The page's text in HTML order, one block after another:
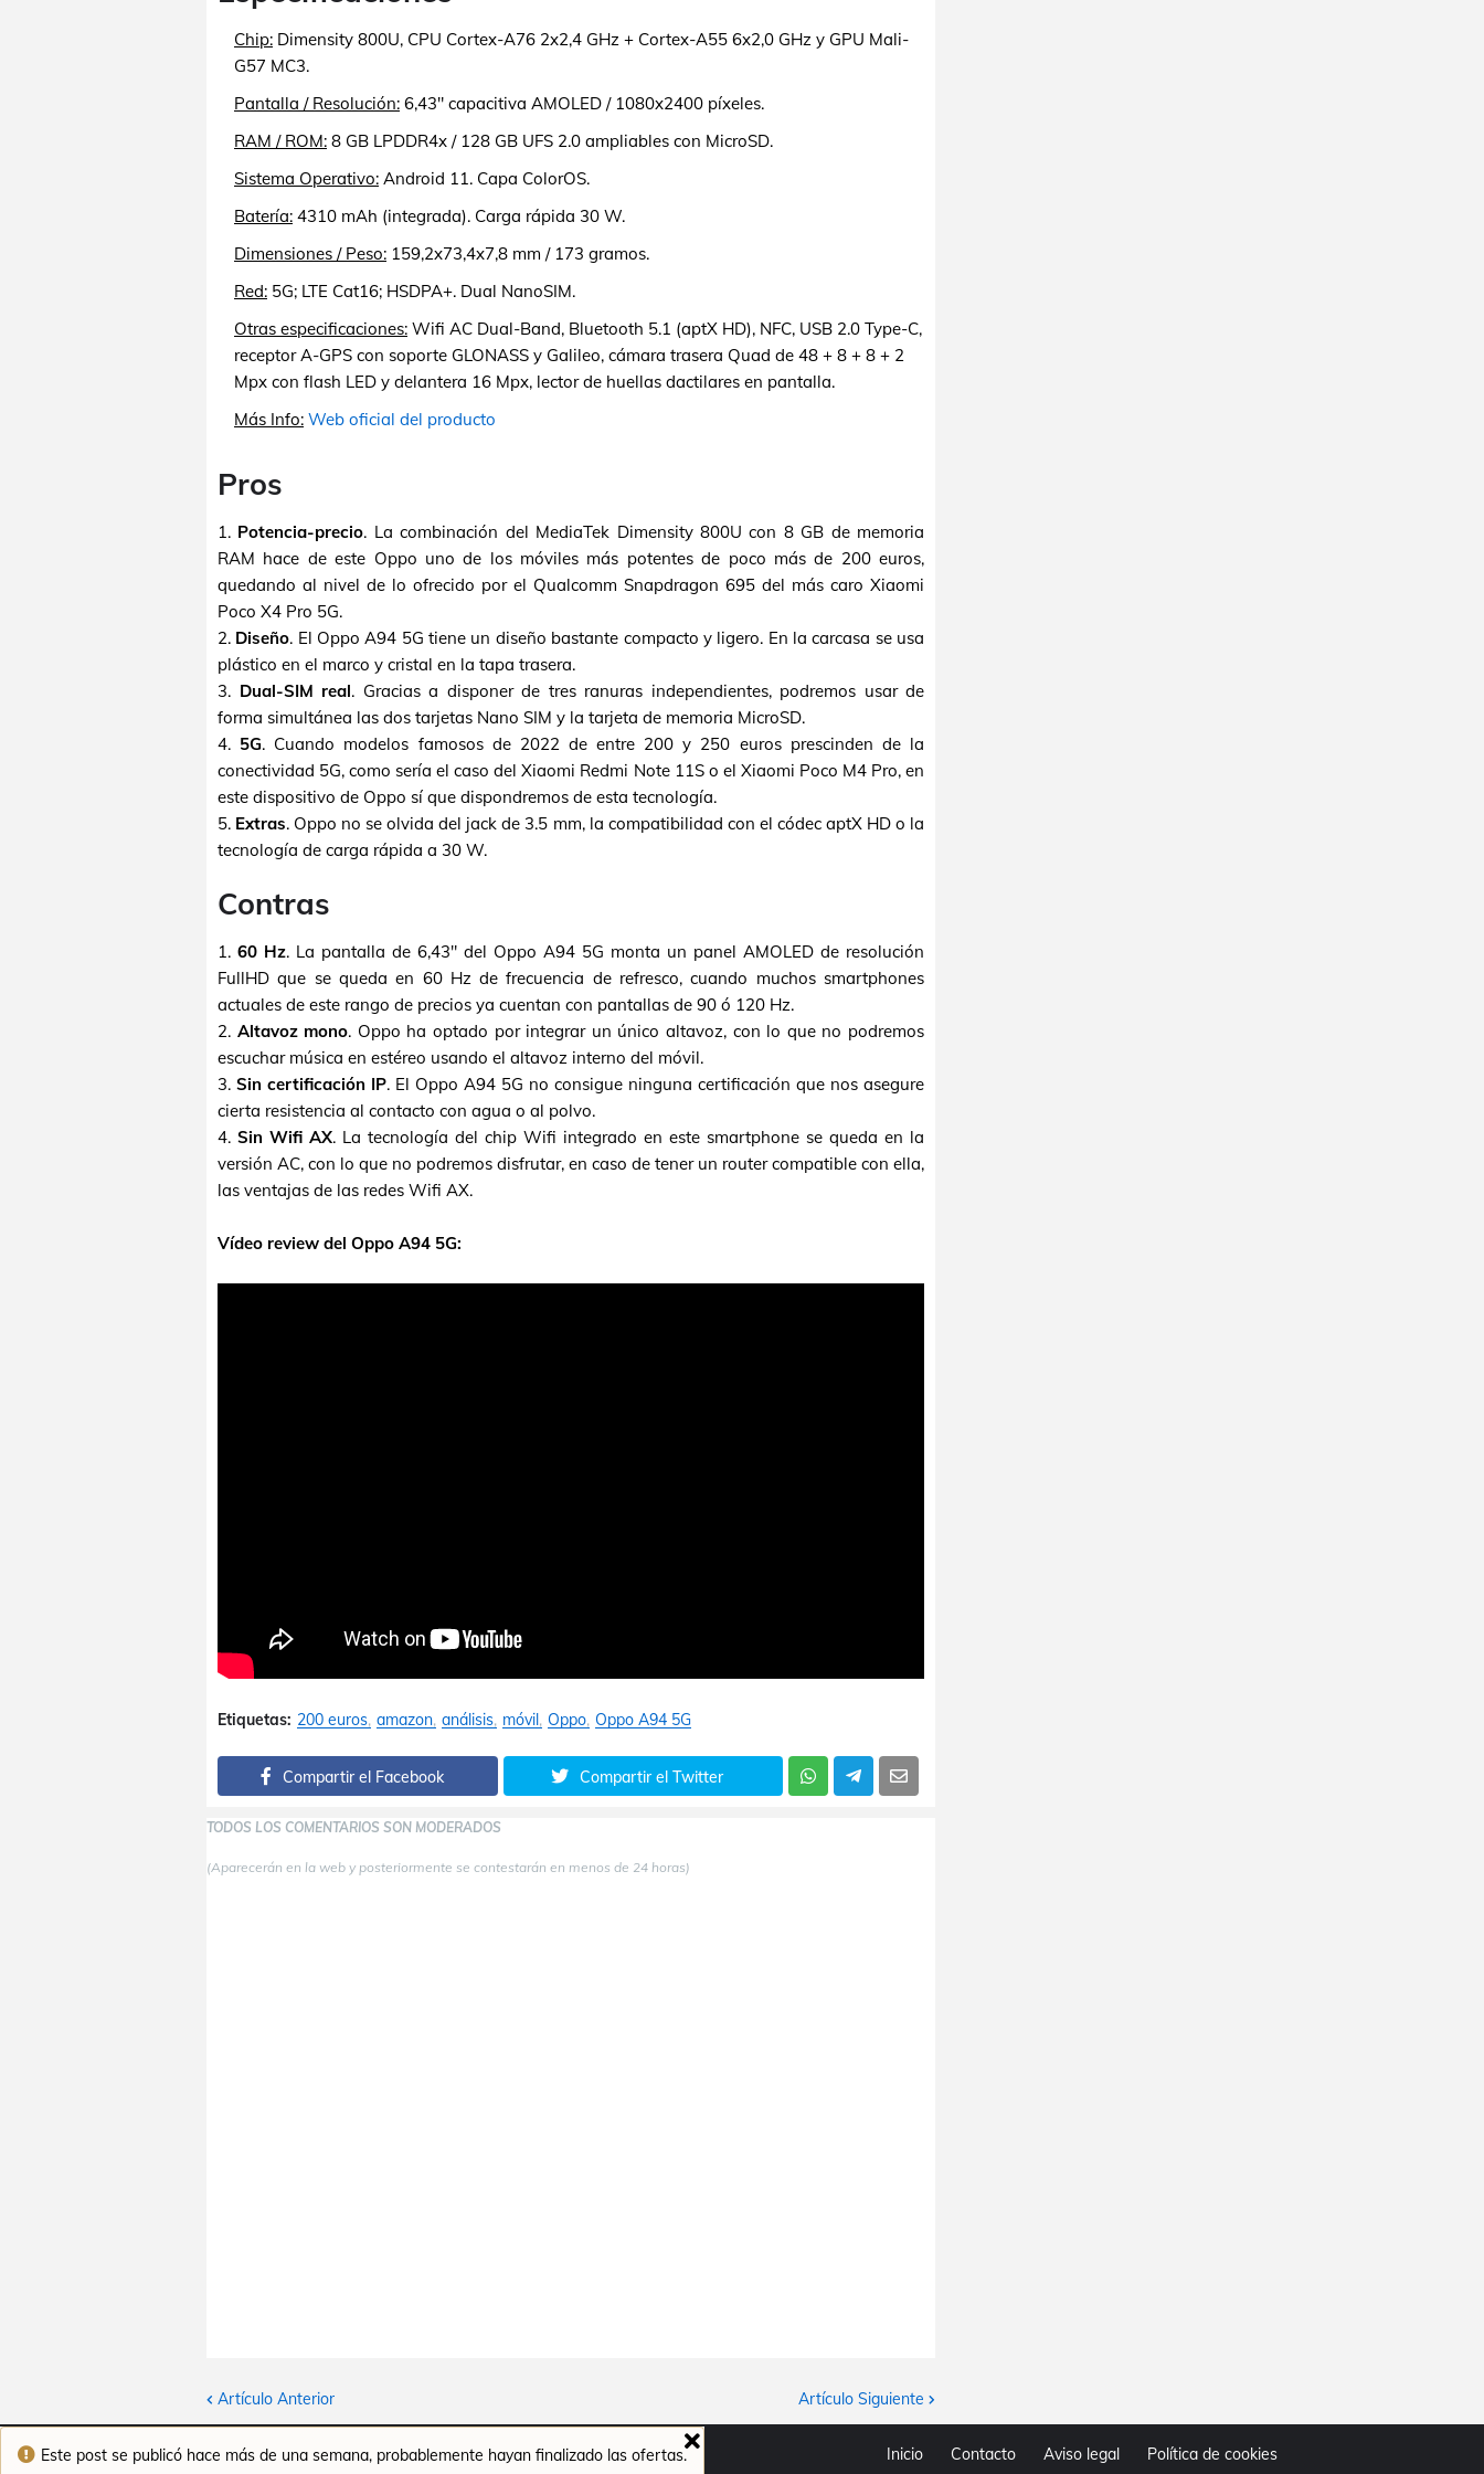
Chip: Dimensity 800U, CPU Cortex-A76 2x2,4 GHz + Cortex-A55 6x2,0 GHz y GPU Mali-
G57 MC3.
Pantalla / Resolución: 6,43" capacitiva AMOLED / 1080x2400 píxeles.
RAM / ROM: 8 GB LPDDR4x / 128 GB UFS 2.0 ampliables con MicroSD.
Sistema Operativo: Android 11. Capa ColorOS.
Batería: 4310 mAh (integrada). Carga rápida 30 W.
Dimensiones / Peso: 159,2x73,4x7,8 mm / 173 gramos.
Red: 5G; LTE Cat16; HSDPA+. Dual NanoSIM.
Otras especificaciones: Wifi AC Dual-Band, Bluetooth 5.1 (aptX HD), NFC, USB 2.0 Type-C,
receptor A-GPS con soporte GLONASS y Galileo, cámara trasera Quad de 48 + 8 + 8 + 2
Mpx con flash LED y delantera 16 Mpx, lector de huellas dactilares en pantalla.
Más Info: Web oficial del producto
Pros
1. Potencia-precio. La combinación del MediaTek Dimensity 800U con 8 GB de memoria
RAM hace de este Oppo uno de los móviles más potentes de poco más de 200 euros,
quedando al nivel de lo ofrecido por el Qualcomm Snapdragon 695 del más caro Xiaomi
Poco X4 Pro 5G.
2. Diseño. El Oppo A94 5G tiene un diseño bastante compacto y ligero. En la carcasa se usa
plástico en el marco y cristal en la tapa trasera.
3. Dual-SIM real. Gracias a disponer de tres ranuras independientes, podremos usar de
forma simultánea las dos tarjetas Nano SIM y la tarjeta de memoria MicroSD.
4. 5G. Cuando modelos famosos de 2022 de entre 200 y 250 euros prescinden de la
conectividad 5G, como sería el caso del Xiaomi Redmi Note 11S o el Xiaomi Poco M4 Pro, en
este dispositivo de Oppo sí que dispondremos de esta tecnología.
5. Extras. Oppo no se olvida del jack de 3.5 mm, la compatibilidad con el códec aptX HD o la
tecnología de carga rápida a 30 W.
Contras
1. 60 Hz. La pantalla de 6,43" del Oppo A94 5G monta un panel AMOLED de resolución
FullHD que se queda en 60 Hz de frecuencia de refresco, cuando muchos smartphones
actuales de este rango de precios ya cuentan con pantallas de 90 ó 120 Hz.
2. Altavoz mono. Oppo ha optado por integrar un único altavoz, con lo que no podremos
escuchar música en estéreo usando el altavoz interno del móvil.
3. Sin certificación IP. El Oppo A94 5G no consigue ninguna certificación que nos asegure
cierta resistencia al contacto con agua o al polvo.
4. Sin Wifi AX. La tecnología del chip Wifi integrado en este smartphone se queda en la
versión AC, con lo que no podremos disfrutar, en caso de tener un router compatible con ella,
las ventajas de las redes Wifi AX.
Vídeo review del Oppo A94 5G:
Este post se publicó hace más de una semana, probablemente hayan finalizado las ofertas.
Etiquetas: 200 euros amazon análisis móvil Oppo Oppo A94 5G
Compartir el Facebook Compartir el Twitter
TODOS LOS COMENTARIOS SON MODERADOS
(Aparecerán en la web y posteriormente se contestarán en menos de 24 horas)
Artículo Anterior Artículo Siguiente
Inicio Contacto Aviso legal Política de cookies